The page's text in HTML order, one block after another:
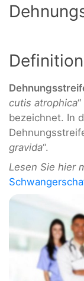
Definition
cutis atrophica
bezeichnet. In
gravida“.
Lesen Sie hier